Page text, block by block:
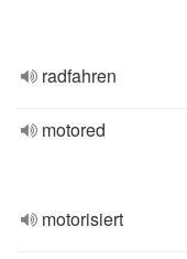
radfahren
motored
motorisiert